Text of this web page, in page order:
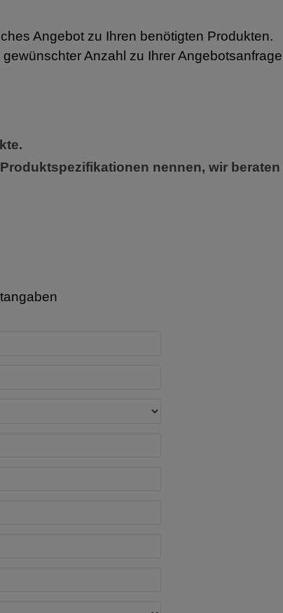
Angebot zu Ihren benötigten Produkten.
Anzahl zu Ihrer
nennen, wir beraten